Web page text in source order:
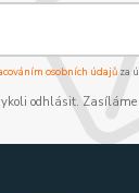
osobních údajůza
odhlásit.